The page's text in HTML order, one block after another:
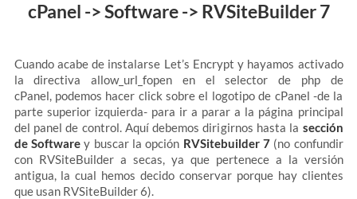
cPanel -> Software -> RVSiteBuilder 7
Cuando acabe de instalarse Let’s Encrypt y hayamos activado
la directiva allow_url_fopen en el selector de php de
cPanel, podemos hacer click sobre el logotipo de cPanel -de la
parte superior izquierda- para ir a parar a la página principal
del panel de control. Aquí debemos dirigirnos hasta la sección
de Softwarey buscar la opción RVSitebuilder 7(no confundir
con RVSiteBuilder a secas, ya que pertenece a la versión
antigua, la cual hemos decido conservar porque hay clientes
que usan RVSiteBuilder 6).